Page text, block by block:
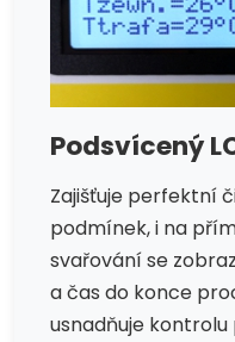
Podsvícený
Zajišťuje perfektní
podmínek, i na
svařování se
a čas do konce
usnadňuje